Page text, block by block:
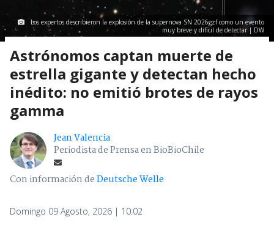
Los expertos describieron la explosión de la supernova SN 2026gzf como un evento
muy breve y difícil de detectar | DW
Astrónomos captan muerte de
estrella gigante y detectan hecho
inédito: no emitió brotes de rayos
gamma
Jean Valencia
Periodista de Prensa en BioBioChile
Con información deDeutsche Welle
Domingo 09 Agosto, 2026 | 10:02